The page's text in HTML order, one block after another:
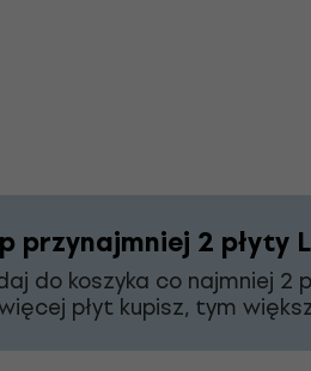
przynajmniej 2 płyty
do koszyka co najmniej 2
płyt kupisz, tym